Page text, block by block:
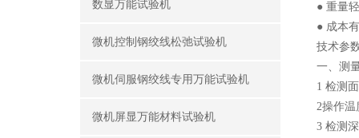
数显万能试验机
微机控制钢绞线松弛试验机
微机伺服钢绞线专用万能试验机
微机屏显万能材料试验机
● 重量
● 成本
技术参
一、测
1 检测
2操作
3 检测